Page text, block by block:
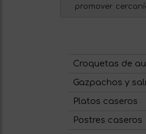
promover
Croquetas de
Gazpachos y
Platos caseros
Postres caseros